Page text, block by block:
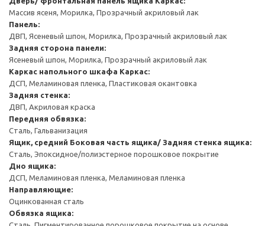
Массив ясеня, Морилка, Прозрачный акриловый лак
Панель:
ДВП, Ясеневый шпон, Морилка, Прозрачный акриловый лак
Задняя сторона панели:
Ясеневый шпон, Морилка, Прозрачный акриловый лак
Каркас напольного шкафа Каркас:
ДСП, Меламиновая пленка, Пластиковая окантовка
Задняя стенка:
ДВП, Акриловая краска
Передняя обвязка:
Сталь, Гальванизация
Ящик, средний Боковая часть ящика/ Задняя стенка ящика:
Сталь, Эпоксидное/полиэстерное порошковое покрытие
Дно ящика:
ДСП, Меламиновая пленка, Меламиновая пленка
Направляющие:
Оцинкованная сталь
Обвязка ящика: